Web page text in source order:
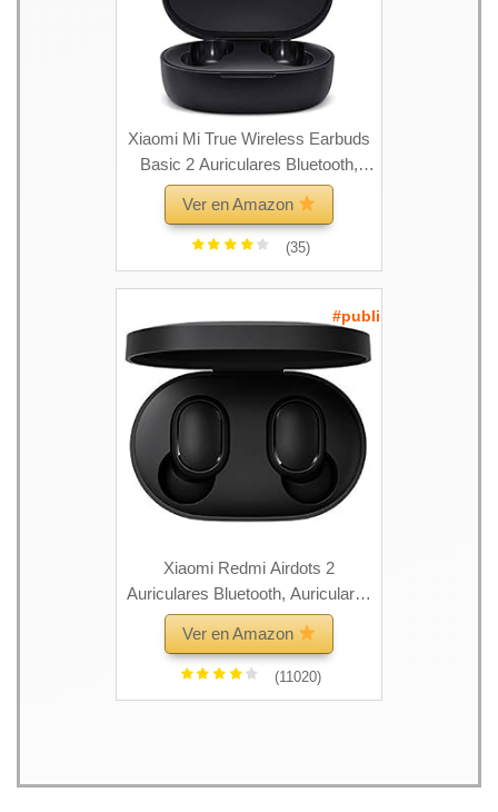
Xiaomi Mi True Wireless Earbuds
Basic 2 Auriculares Bluetooth,
Auriculares inalámbricos BT5.0
Auriculares Bluetooth Anti-
transpiración IPX4 Estéreo con
Auriculares con Micrófono
Ver en Amazon
(35)
#publi
Xiaomi Redmi Airdots 2
Auriculares Bluetooth, Auriculares
inalámbricos BT5.0 con
Auriculares con micrófono
Ver en Amazon
(11020)